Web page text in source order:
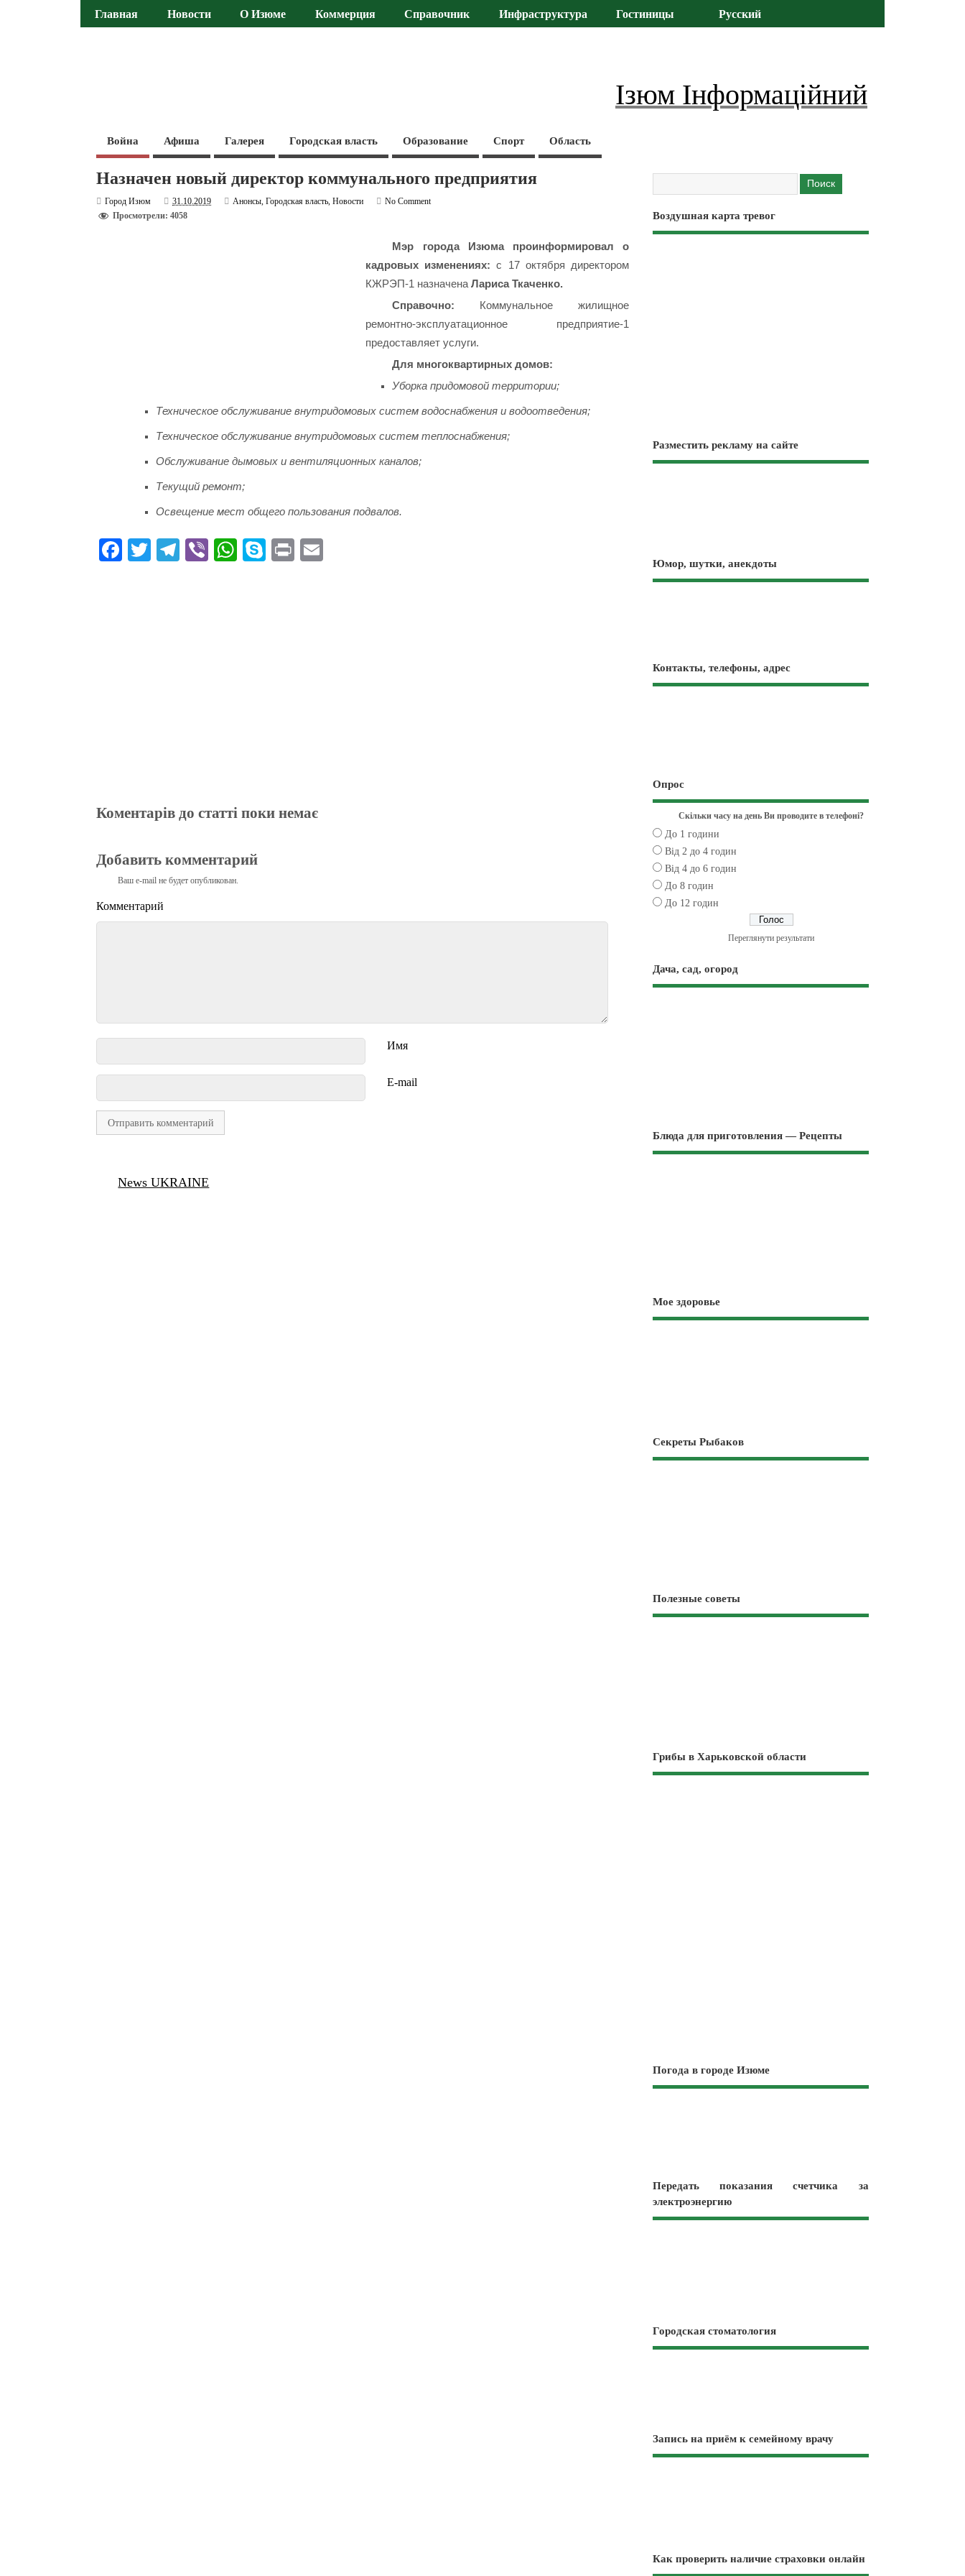
Главная Новости О Изюме Коммерция Справочник Инфраструктура Гостиницы Русский
Ізюм Інформаційний
Война Афиша Галерея Городская власть Образование Спорт Область
Назначен новый директор коммунального предприятия
Город Изюм 31.10.2019 Анонсы,Городская власть,Новости
No Comment
Просмотрели: 4058
Мэр города Изюма проинформировал о
кадровых изменениях: с 17 октября директором
КЖРЭП-1 назначена Лариса Ткаченко.
Справочно: Коммунальное жилищное
ремонтно-эксплуатационное предприятие-1
предоставляет услуги.
Для многоквартирных домов:
Уборка придомовой территории;
Техническое обслуживание внутридомовых систем водоснабжения и водоотведения;
Техническое обслуживание внутридомовых систем теплоснабжения;
Обслуживание дымовых и вентиляционных каналов;
Текущий ремонт;
Освещение мест общего пользования подвалов.
Fa T
Te Vi
W
S
Pr
Коментарів до статті поки немає
Добавить комментарий
Ваш e-mail не будет опубликован.
Комментарий
Имя
E-mail
News UKRAINE
Воздушная карта тревог
Разместить рекламу на сайте
Юмор, шутки, анекдоты
Контакты, телефоны, адрес
Опрос
Скільки часу на день Ви проводите в телефоні?
До 1 години
Від 2 до 4 годин
Від 4 до 6 годин
До 8 годин
До 12 годин
Переглянути результати
Дача, сад, огород
Блюда для приготовления — Рецепты
Мое здоровье
Секреты Рыбаков
Полезные советы
Грибы в Харьковской области
Погода в городе Изюме
Передать показания счетчика за
электроэнергию
Городская стоматология
Запись на приём к семейному врачу
Как проверить наличие страховки онлайн